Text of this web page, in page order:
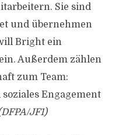
Sie sind
und übernehmen
Bright ein
Außerdem zählen
zum Team:
Engagement
JF1)